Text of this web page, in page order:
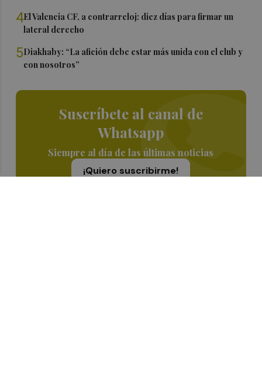
4El Valencia CF, a contrarreloj: diez días para firmar un
lateral derecho
5Diakhaby: “La afición debe estar más unida con el club y
con nosotros”
Suscríbete al canal de
Whatsapp
Siempre al día de las últimas noticias
¡Quiero suscribirme!